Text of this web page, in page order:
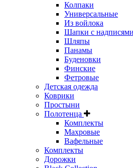
Колпаки
Универсальные
Из войлока
Шапки с надписями
Шляпы
Панамы
Буденовки
Финские
Фетровые
Детская одежда
Коврики
Простыни
Полотенца
Комплекты
Махровые
Вафельные
Комплекты
Дорожки